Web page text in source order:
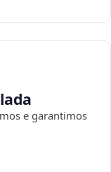
e garantimos